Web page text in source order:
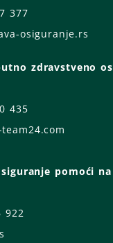
377
osiguranje.rs
zdravstveno
435
pomoći
922